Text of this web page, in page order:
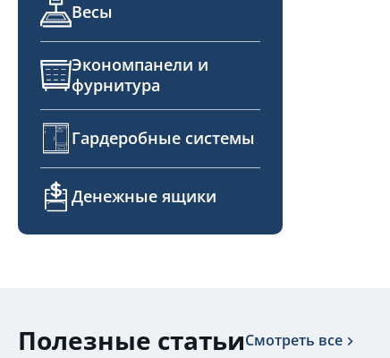
Весы
Экономпанели и
фурнитура
Гардеробные системы
Денежные ящики
Полезные статьиСмотреть все